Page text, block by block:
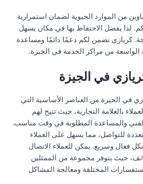
من الموارد الحيوية لضمان استمرارية
لذا يفضل الاحتفاظ بها في مكان يسهل
كريازي تضمن لكم دعمًا دائمًا ومساعدة
الواسعة من مراكز الخدمة في الجيزة.
في الجيزة
في الجيزة من العناصر الأساسية التي
بالعلامة التجارية، حيث تتيح لهم
والمساعدة المطلوبة في وقت مناسب.
للتواصل، مما يسهل على العملاء
فعال وسريع. يمكن للعملاء الاتصال
حيث يتوفر مجموعة من الممثلين
المختلفة ومعالجة المشاكل